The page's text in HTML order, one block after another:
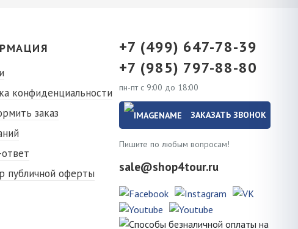
конфиденциальности
заказ
публичной оферты
+7 (499) 647-78-39
+7 (985) 797-88-80
пн-пт с 9:00 до 18:00
ЗАКАЗАТЬ ЗВОНОК
Пишите по любым вопросам!
sale@shop4tour.ru